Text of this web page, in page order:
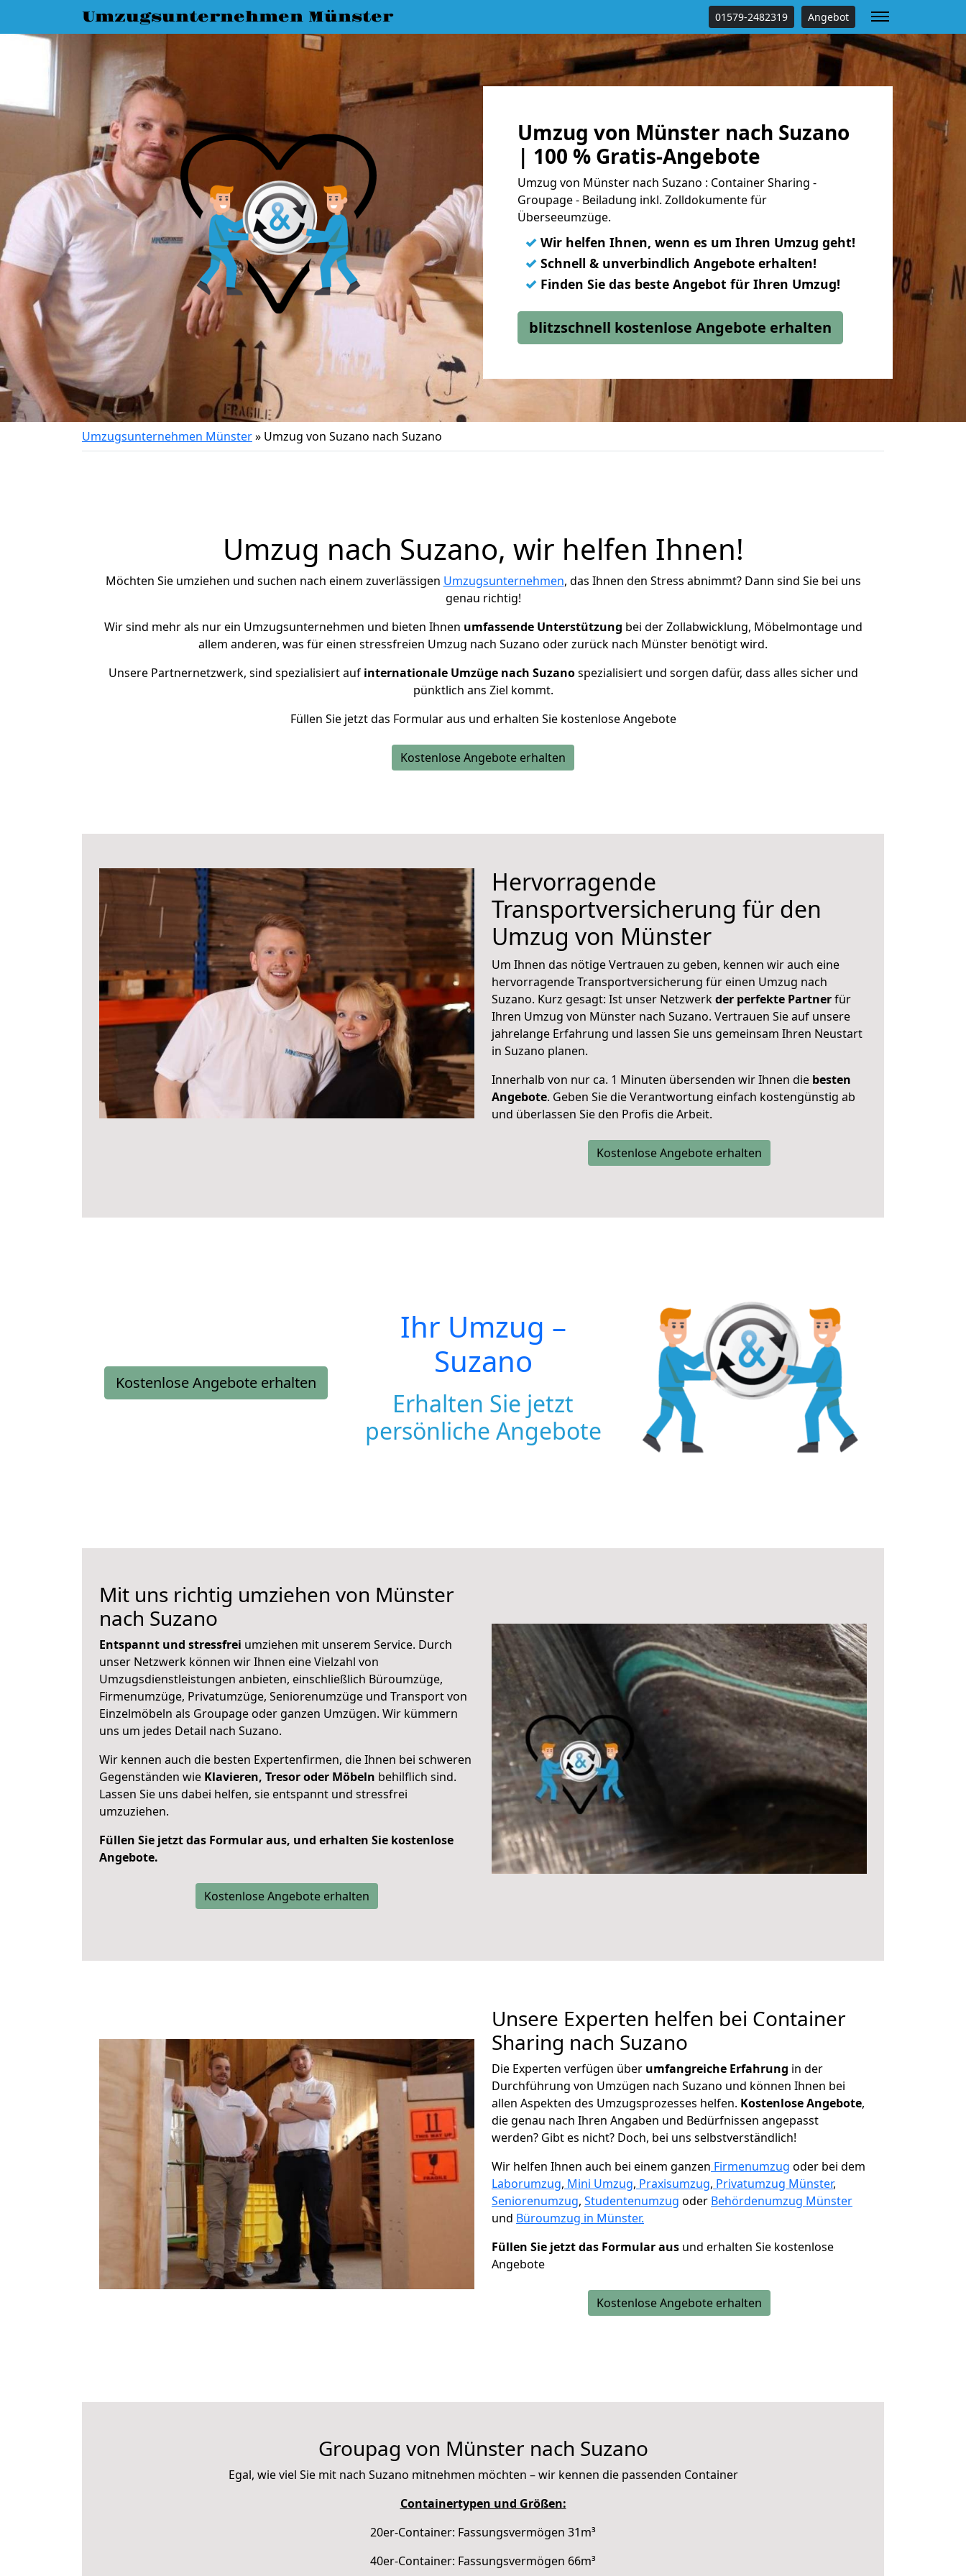
Umzugsunternehmen Münster 01579-2482319 Angebot
Umzug von Münster nach Suzano
| 100 % Gratis-Angebote
Umzug von Münster nach Suzano : Container Sharing -
Groupage - Beiladung inkl. Zolldokumente für
Überseeumzüge.
✓ Wir helfen Ihnen, wenn es um Ihren Umzug geht!
✓ Schnell & unverbindlich Angebote erhalten!
✓ Finden Sie das beste Angebot für Ihren Umzug!
blitzschnell kostenlose Angebote erhalten
Umzugsunternehmen Münster» Umzug von Suzano nach Suzano
Umzug nach Suzano, wir helfen Ihnen!
Möchten Sie umziehen und suchen nach einem zuverlässigen Umzugsunternehmen, das Ihnen den Stress abnimmt? Dann sind Sie bei uns
genau richtig!
Wir sind mehr als nur ein Umzugsunternehmen und bieten Ihnen umfassende Unterstützung bei der Zollabwicklung, Möbelmontage und
allem anderen, was für einen stressfreien Umzug nach Suzano oder zurück nach Münster benötigt wird.
Unsere Partnernetzwerk, sind spezialisiert auf internationale Umzüge nach Suzanospezialisiert und sorgen dafür, dass alles sicher und
pünktlich ans Ziel kommt.
Füllen Sie jetzt das Formular aus und erhalten Sie kostenlose Angebote
Kostenlose Angebote erhalten
Hervorragende
Transportversicherung für den
Umzug von Münster
Um Ihnen das nötige Vertrauen zu geben, kennen wir auch eine
hervorragende Transportversicherung für einen Umzug nach
Suzano. Kurz gesagt: Ist unser Netzwerkder perfekte Partnerfür
Ihren Umzug von Münster nach Suzano. Vertrauen Sie auf unsere
jahrelange Erfahrung und lassen Sie uns gemeinsam Ihren Neustart
in Suzano planen.
Innerhalb von nur ca. 1 Minuten übersenden wir Ihnen die besten
Angebote. Geben Sie die Verantwortung einfach kostengünstig ab
und überlassen Sie den Profis die Arbeit.
Kostenlose Angebote erhalten
Kostenlose Angebote erhalten
Ihr Umzug –
Suzano
Erhalten Sie jetzt
persönliche Angebote
Mit uns richtig umziehen von Münster
nach Suzano
Entspannt und stressfrei umziehen mit unserem Service. Durch
unser Netzwerk können wir Ihnen eine Vielzahl von
Umzugsdienstleistungen anbieten, einschließlich Büroumzüge,
Firmenumzüge, Privatumzüge, Seniorenumzüge und Transport von
Einzelmöbeln als Groupage oder ganzen Umzügen. Wir kümmern
uns um jedes Detail nach Suzano.
Wir kennen auch die besten Expertenfirmen, die Ihnen bei schweren
Gegenständen wie Klavieren, Tresor oder Möbeln behilflich sind.
Lassen Sie uns dabei helfen, sie entspannt und stressfrei
umzuziehen.
Füllen Sie jetzt das Formular aus, und erhalten Sie kostenlose
Angebote.
Kostenlose Angebote erhalten
Unsere Experten helfen bei Container
Sharing nach Suzano
Die Experten verfügen über umfangreiche Erfahrung in der
Durchführung von Umzügen nach Suzano und können Ihnen bei
allen Aspekten des Umzugsprozesses helfen. Kostenlose Angebote,
die genau nach Ihren Angaben und Bedürfnissen angepasst
werden? Gibt es nicht? Doch, bei uns selbstverständlich!
Wir helfen Ihnen auch bei einem ganzen Firmenumzug oder bei dem
Laborumzug, Mini Umzug, Praxisumzug, Privatumzug Münster,
Seniorenumzug, Studentenumzug oder Behördenumzug Münster
und Büroumzug in Münster.
Füllen Sie jetzt das Formular aus und erhalten Sie kostenlose
Angebote
Kostenlose Angebote erhalten
Groupag von Münster nach Suzano
Egal, wie viel Sie mit nach Suzano mitnehmen möchten – wir kennen die passenden Container
Containertypen und Größen:
20er-Container: Fassungsvermögen 31m³
40er-Container: Fassungsvermögen 66m³